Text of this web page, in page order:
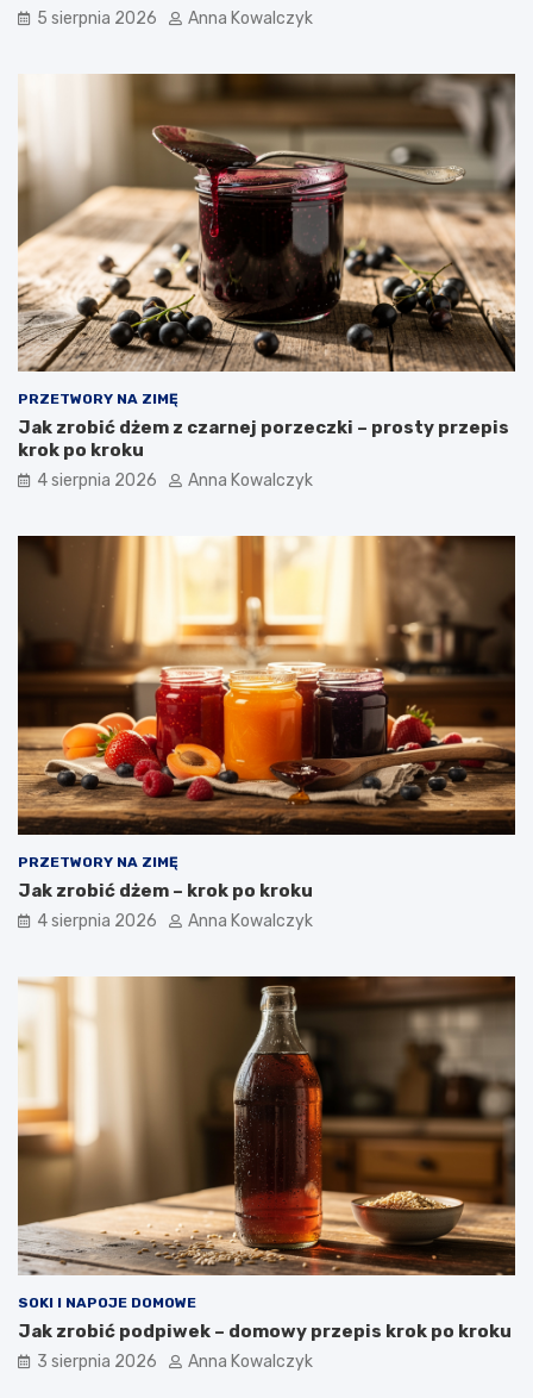
5 sierpnia 2026 Anna Kowalczyk
PRZETWORY NA ZIMĘ
Jak zrobić dżem z czarnej porzeczki – prosty przepis
krok po kroku
4 sierpnia 2026 Anna Kowalczyk
PRZETWORY NA ZIMĘ
Jak zrobić dżem – krok po kroku
4 sierpnia 2026 Anna Kowalczyk
SOKI I NAPOJE DOMOWE
Jak zrobić podpiwek – domowy przepis krok po kroku
3 sierpnia 2026 Anna Kowalczyk